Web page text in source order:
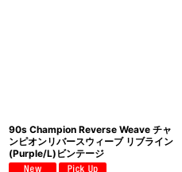
90s Champion Reverse Weave チャ
ンピオンリバースウィーブ リブライン
(Purple/L)ビンテージ